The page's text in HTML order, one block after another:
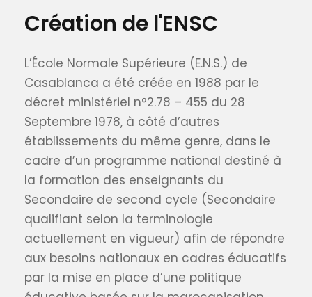
Création de l'ENSC
L’École Normale Supérieure (E.N.S.) de
Casablanca a été créée en 1988 par le
décret ministériel n°2.78 – 455 du 28
Septembre 1978, à côté d’autres
établissements du même genre, dans le
cadre d’un programme national destiné à
la formation des enseignants du
Secondaire de second cycle (Secondaire
qualifiant selon la terminologie
actuellement en vigueur) afin de répondre
aux besoins nationaux en cadres éducatifs
par la mise en place d’une politique